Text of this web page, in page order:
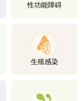
性功能障碍
生殖感染